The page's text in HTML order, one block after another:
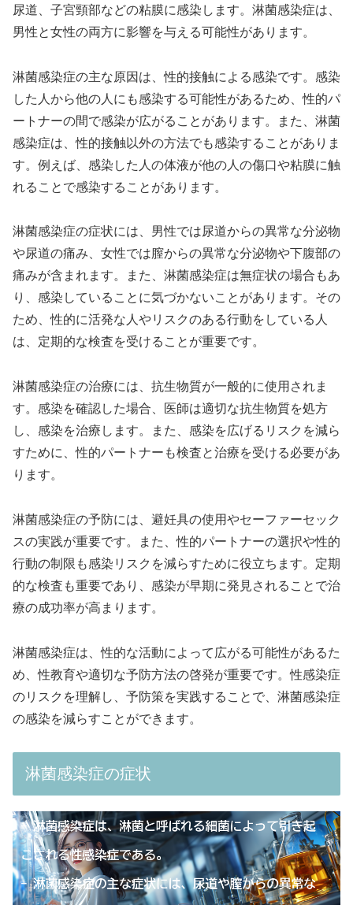
尿道、子宮頸部などの粘膜に感染します。淋菌感染症は、
男性と女性の両方に影響を与える可能性があります。
淋菌感染症の主な原因は、性的接触による感染です。感染
した人から他の人にも感染する可能性があるため、性的パ
ートナーの間で感染が広がることがあります。また、淋菌
感染症は、性的接触以外の方法でも感染することがありま
す。例えば、感染した人の体液が他の人の傷口や粘膜に触
れることで感染することがあります。
淋菌感染症の症状には、男性では尿道からの異常な分泌物
や尿道の痛み、女性では膣からの異常な分泌物や下腹部の
痛みが含まれます。また、淋菌感染症は無症状の場合もあ
り、感染していることに気づかないことがあります。その
ため、性的に活発な人やリスクのある行動をしている人
は、定期的な検査を受けることが重要です。
淋菌感染症の治療には、抗生物質が一般的に使用されま
す。感染を確認した場合、医師は適切な抗生物質を処方
し、感染を治療します。また、感染を広げるリスクを減ら
すために、性的パートナーも検査と治療を受ける必要があ
ります。
淋菌感染症の予防には、避妊具の使用やセーファーセック
スの実践が重要です。また、性的パートナーの選択や性的
行動の制限も感染リスクを減らすために役立ちます。定期
的な検査も重要であり、感染が早期に発見されることで治
療の成功率が高まります。
淋菌感染症は、性的な活動によって広がる可能性があるた
め、性教育や適切な予防方法の啓発が重要です。性感染症
のリスクを理解し、予防策を実践することで、淋菌感染症
の感染を減らすことができます。
淋菌感染症の症状